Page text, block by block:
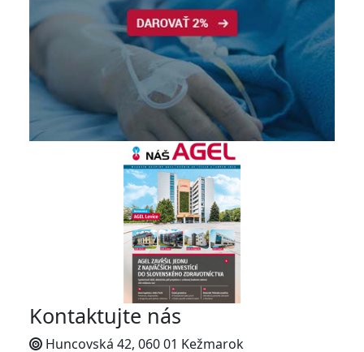
Kontaktujte nás
Huncovská 42, 060 01 Kežmarok